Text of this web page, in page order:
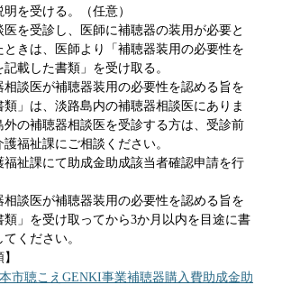
を受ける。（任意）
医を受診し、医師に補聴器の装用が必要と
ときは、医師より「補聴器装用の必要性を
載した書類」を受け取る。
談医が補聴器装用の必要性を認める旨を
類」は、淡路島内の補聴器相談医にありま
外の補聴器相談医を受診する方は、受診前
福祉課にご相談ください。
福祉課にて助成金助成該当者確認申請を行
談医が補聴器装用の必要性を認める旨を
類」を受け取ってから3か月以内を目途に書
ください。
市聴こえGENKI事業補聴器購入費助成金助